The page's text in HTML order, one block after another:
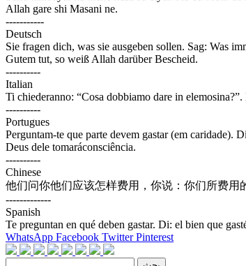
Allah gare shi Masani ne.
-----------
Deutsch
Sie fragen dich, was sie ausgeben sollen. Sag: Was
Gutem tut, so weiß Allah darüber Bescheid.
----------
Italian
Ti chiederanno: “Cosa dobbiamo dare in
----------
Portugues
Perguntam-te que parte devem gastar (em caridade).
Deus dele tomaráconsciência.
----------
Chinese
他们问你他们应该怎样费用，你说：你们所费用
-------------
Spanish
Te preguntan en qué deben gastar. Di: el bien que
WhatsApp Facebook TwitterPinterest